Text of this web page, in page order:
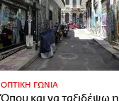
ΟΠΤΙΚΗ ΓΩΝΙΑ
Όπου και να ταξιδέψω η